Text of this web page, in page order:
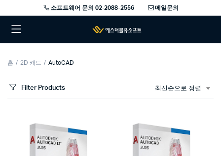
소프트웨어 문의 02-2088-2556 메일문의
홈 2D 캐드 AutoCAD
Filter Products 최신순으로 정렬